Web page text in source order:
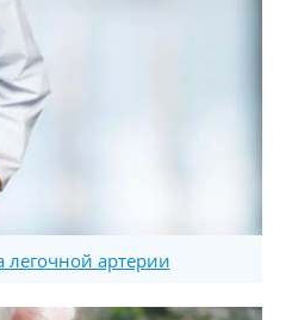
легочной артерии